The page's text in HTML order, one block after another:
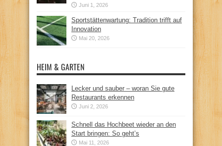
Juni 1, 2026
Sportstättenwartung: Tradition trifft auf
Innovation
Mai 20, 2026
HEIM & GARTEN
Lecker und sauber – woran Sie gute
Restaurants erkennen
Juni 2, 2026
Schnell das Hochbeet wieder an den
Start bringen: So geht’s
Mai 11, 2026